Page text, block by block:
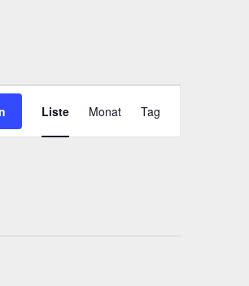
Liste Monat Tag